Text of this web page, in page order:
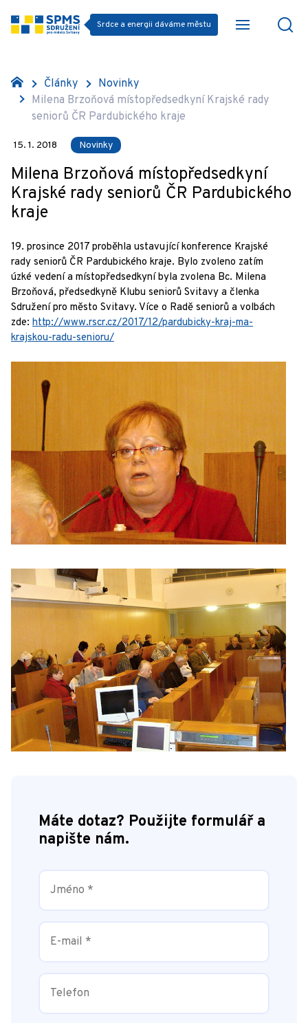
Srdce a energii dáváme městu
Články
Novinky
Milena Brzoňová místopředsedkyní Krajské rady
seniorů ČR Pardubického kraje
15. 1. 2018 Novinky
Milena Brzoňová místopředsedkyní
Krajské rady seniorů ČR Pardubického
kraje
19. prosince 2017 proběhla ustavující konference Krajské
rady seniorů ČR Pardubického kraje. Bylo zvoleno zatím
úzké vedení a místopředsedkyní byla zvolena Bc. Milena
Brzoňová, předsedkyně Klubu seniorů Svitavy a členka
Sdružení pro město Svitavy. Více o Radě seniorů a volbách
zde: http://www.rscr.cz/2017/12/pardubicky-kraj-ma-
krajskou-radu-senioru/
Máte dotaz? Použijte formulář a
napište nám.